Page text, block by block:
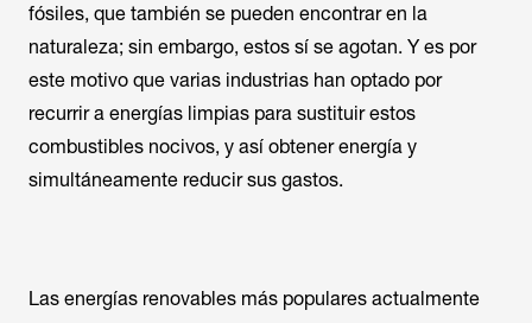
fósiles, que también se pueden encontrar en la
naturaleza; sin embargo, estos sí se agotan. Y es por
este motivo que varias industrias han optado por
recurrir a energías limpias para sustituir estos
combustibles nocivos, y así obtener energía y
simultáneamente reducir sus gastos.
Las energías renovables más populares actualmente